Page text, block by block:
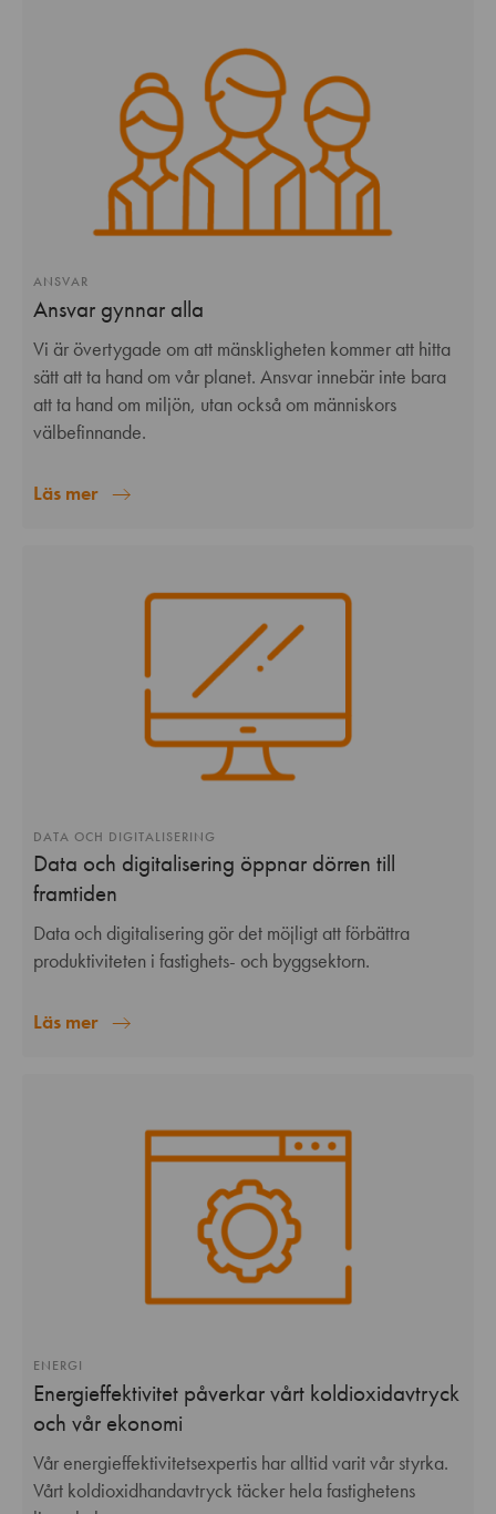
ANSVAR
Ansvar gynnar alla
Vi är övertygade om att mänskligheten kommer att hitta
sätt att ta hand om vår planet. Ansvar innebär inte bara
att ta hand om miljön, utan också om människors
välbefinnande.
Läs mer
DATA OCH DIGITALISERING
Data och digitalisering öppnar dörren till
framtiden
Data och digitalisering gör det möjligt att förbättra
produktiviteten i fastighets- och byggsektorn.
Läs mer
ENERGI
Energieffektivitet påverkar vårt koldioxidavtryck
och vår ekonomi
Vår energieffektivitetsexpertis har alltid varit vår styrka.
Vårt koldioxidhandavtryck täcker hela fastighetens